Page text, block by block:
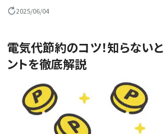
2025/06/04
電気代節約のコツ！知らない
ントを徹底解説